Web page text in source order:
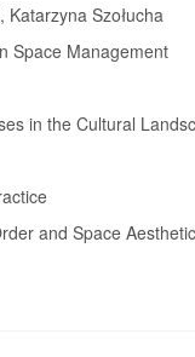
Szołucha
Space Management
in the Cultural
and Space Aesthetic